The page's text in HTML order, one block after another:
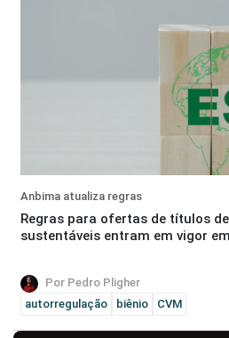
Anbima atualiza regras
Regras para ofertas de títulos
sustentáveis entram em vigor
Por Pedro Pligher
autorregulação
biênio CVM